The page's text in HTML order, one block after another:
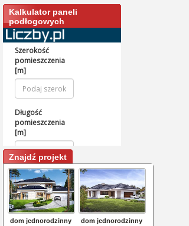
Kalkulator paneli
podłogowych
Znajdź projekt